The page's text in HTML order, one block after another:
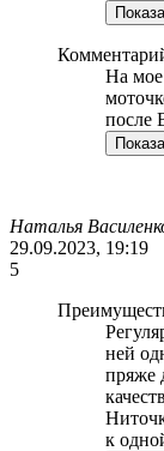
На мое
после
Наталья
29.09.2023, 19:19
5
ней
пряже
к